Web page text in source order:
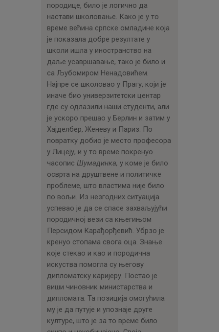
породице, било је логично да
настави школовање. Како је у то
време већина српске омладине која
је показала добре резултате у
школи ишла у иностранство на
даље усавршавање, тако је било и
са Љубомиром Ненадовићем.
Најпре се школовао у Прагу, који је
иначе био универзитетски центар
где су одлазили наши студенти, али
је ускоро прешао у Берлин и затим у
Хајделбер, Женеву и Париз. По
повратку добио је место професора
у Лицеју, и у то време покренуо
часопис Шумадинка, у коме је било
осврта на друштвене и политичке
проблеме, што властима није било
по вољи. Из незгодних ситуација
успевао је да се спасе захваљујући
породичној вези са књегињом
Персидом Карађорђевић. Убрзо је
кренуо стопама свога оца. Знање
које стекао и као и породична
искуства помогла су његову
дипломатску каријеру. Постао је
виши чиновник министарства и
дипломата. Та позиција омогућила
му је да путује и упознаје друге
културе, што је за то време било